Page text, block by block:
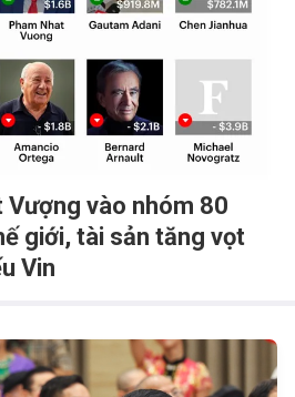
Vượng vào nhóm 80
giới, tài sản tăng vọt
Vin